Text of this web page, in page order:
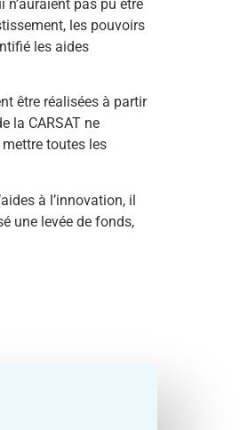
pas pu être
les pouvoirs
les aides
être réalisées à partir
la CARSAT ne
toutes les
à l’innovation, il
une levée de fonds,